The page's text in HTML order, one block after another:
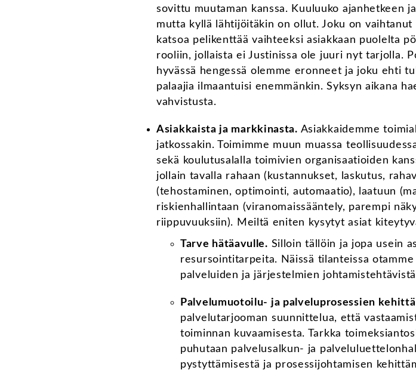
sovittu muutaman kanssa. Kuuluuko ajanhetkeen
mutta kyllä lähtijöitäkin on ollut. Joku on
katsoa pelikenttää vaihteeksi asiakkaan puolelta
rooliin, jollaista ei Justinissa ole juuri nyt tarjolla.
hyvässä hengessä olemme eronneet ja joku ehti
palaajia ilmaantuisi enemmänkin. Syksyn aikana
vahvistusta.
Asiakkaista ja markkinasta. Asiakkaidemme
jatkossakin. Toimimme muun muassa
sekä koulutusalalla toimivien organisaatioiden
jollain tavalla rahaan (kustannukset, laskutus,
(tehostaminen, optimointi, automaatio), laatuun
riskienhallintaan (viranomaissääntely, parempi
riippuvuuksiin). Meiltä eniten kysytyt asiat
Tarve hätäavulle. Silloin tällöin ja jopa usein
resursointitarpeita. Näissä tilanteissa
palveluiden ja järjestelmien
Palvelumuotoilu- ja palveluprosessien
palvelutarjooman suunnittelua, että
toiminnan kuvaamisesta. Tarkka
puhutaan palvelusalkun- ja
pystyttämisestä ja prosessijohtamisen